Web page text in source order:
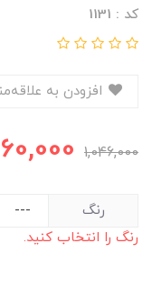
کد : 1131
1,046,000
رنگ
رنگ را انتخاب کنید.